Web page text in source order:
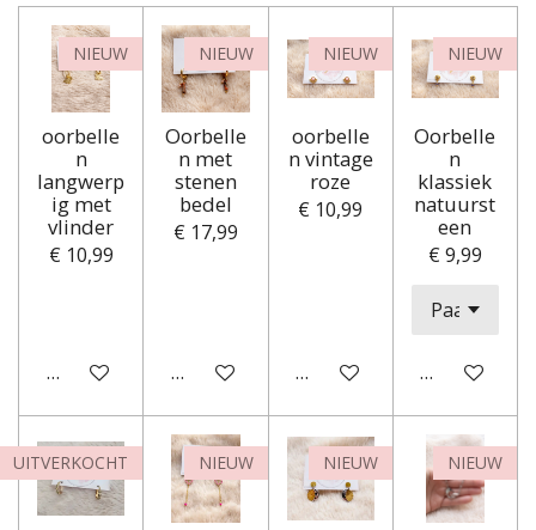
NIEUW
oorbelle
n
langwerp
ig met
vlinder
€ 10,99
In winkelwagen
NIEUW
Oorbelle
n met
stenen
bedel
€ 17,99
In winkelwagen
NIEUW
oorbelle
n vintage
roze
€ 10,99
In winkelwagen
NIEUW
Oorbelle
n
klassiek
natuurst
een
€ 9,99
In
UITVERKOCHT NIEUW NIEUW NIEUW